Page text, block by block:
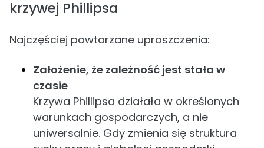
krzywej Phillipsa
Najczęściej powtarzane uproszczenia:
Założenie, że zależność jest stała w
czasie
Krzywa Phillipsa działała w określonych
warunkach gospodarczych, a nie
uniwersalnie. Gdy zmienia się struktura